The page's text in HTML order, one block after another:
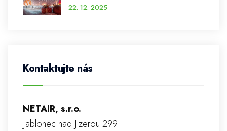
22. 12. 2025
Kontaktujte nás
NETAIR, s.r.o.
Jablonec nad Jizerou 299